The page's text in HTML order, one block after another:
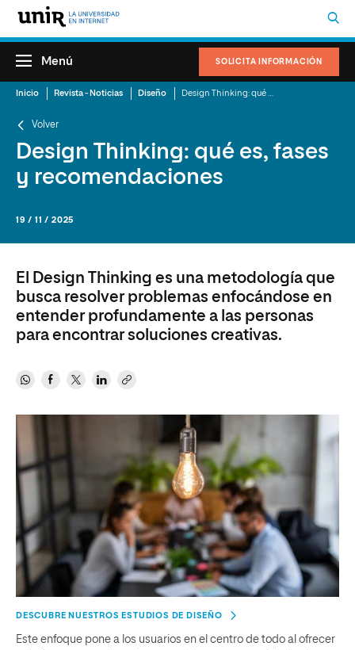
SOLICITA INFORMACIÓN
Menú
Inicio Revista - Noticias Diseño
Volver
Design Thinking: qué es, fases
y recomendaciones
19 / 11 / 2025
El Design Thinking es una metodología que
busca resolver problemas enfocándose en
entender profundamente a las personas
para encontrar soluciones creativas.
DESCUBRE NUESTROS ESTUDIOS DE DISEÑO
Este enfoque pone a los usuarios en el centro de todo al ofrecer